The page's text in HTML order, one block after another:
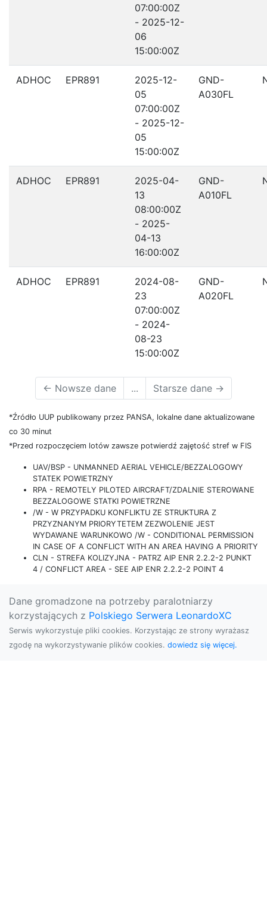
07:00:00Z
- 2025-12-
06
15:00:00Z
ADHOC EPR891
2025-12-
05
07:00:00Z
- 2025-12-
05
15:00:00Z
GND-
A030FL
ADHOC EPR891
2025-04-
13
08:00:00Z
- 2025-
04-13
16:00:00Z
GND-
A010FL
ADHOC EPR891
2024-08-
23
07:00:00Z
- 2024-
08-23
15:00:00Z
GND-
A020FL
← Nowsze dane ... Starsze dane →
*Źródło UUP publikowany przez PANSA, lokalne dane aktualizowane
co 30 minut
*Przed rozpoczęciem lotów zawsze potwierdź zajętość stref w FIS
UAV/BSP - UNMANNED AERIAL VEHICLE/BEZZALOGOWY
STATEK POWIETRZNY
RPA - REMOTELY PILOTED AIRCRAFT/ZDALNIE STEROWANE
BEZZALOGOWE STATKI POWIETRZNE
/W - W PRZYPADKU KONFLIKTU ZE STRUKTURA Z
PRZYZNANYM PRIORYTETEM ZEZWOLENIE JEST
WYDAWANE WARUNKOWO /W - CONDITIONAL PERMISSION
IN CASE OF A CONFLICT WITH AN AREA HAVING A PRIORITY
CLN - STREFA KOLIZYJNA - PATRZ AIP ENR 2.2.2-2 PUNKT
4 / CONFLICT AREA - SEE AIP ENR 2.2.2-2 POINT 4
Dane gromadzone na potrzeby paralotniarzy
korzystających z Polskiego Serwera LeonardoXC
Serwis wykorzystuje pliki cookies. Korzystając ze strony wyrażasz
zgodę na wykorzystywanie plików cookies. dowiedz się więcej.